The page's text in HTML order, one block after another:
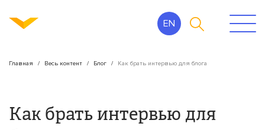
EN
Главная Весь контент Блог Как брать интервью для блога
Как брать интервью для